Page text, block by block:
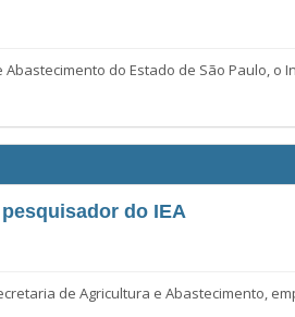
do Estado de São Paulo, o
do IEA
de Agricultura e Abastecimento,